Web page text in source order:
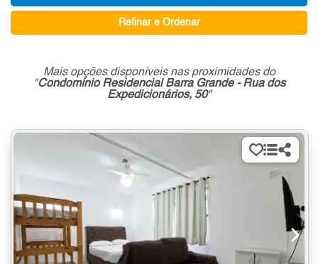
Refinar e Ordenar
Mais opções disponíveis nas proximidades do
"Condomínio Residencial Barra Grande - Rua dos
Expedicionários, 50"